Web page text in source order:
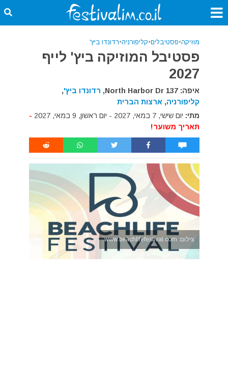
מוזיקה•פסטיבלים•קליפורניה•רדונדו ביץ'
פסטיבל המוזיקה ביץ' לייף
2027
איפה: 137 North Harbor Dr, רדונדו ביץ',
קליפורניה, ארצות הברית
מתי: יום שישי, 7 במאי, 2027 - יום ראשון, 9 במאי, 2027
-
תאריך משוער!
צילום: www.beachlifefestival.com